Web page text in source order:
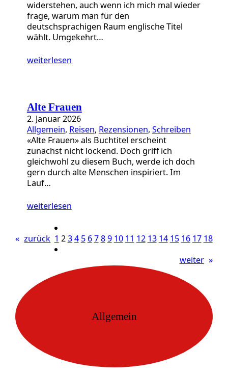
widerstehen, auch wenn ich mich mal wieder
frage, warum man für den
deutschsprachigen Raum englische Titel
wählt. Umgekehrt…
weiterlesen
Alte Frauen
2. Januar 2026
Allgemein, Reisen, Rezensionen, Schreiben
«Alte Frauen» als Buchtitel erscheint
zunächst nicht lockend. Doch griff ich
gleichwohl zu diesem Buch, werde ich doch
gern durch alte Menschen inspiriert. Im
Lauf…
weiterlesen
« zurück 1 234 5 6789 10 11 12 13 14 15 16 17 18
weiter »
Allgemein